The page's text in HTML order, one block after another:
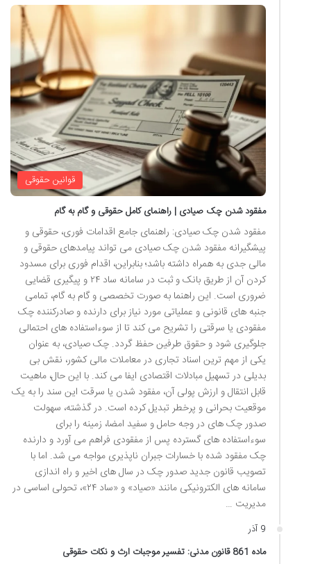
قوانین حقوقی
مفقود شدن چک صیادی | راهنمای کامل حقوقی و گام به گام
مفقود شدن چک صیادی: راهنمای جامع اقدامات فوری، حقوقی و
پیشگیرانه مفقود شدن چک صیادی می تواند پیامدهای حقوقی و
مالی جدی به همراه داشته باشد؛ بنابراین، اقدام فوری برای مسدود
کردن آن از طریق بانک و ثبت در سامانه ساد ۲۴ و پیگیری قضایی
ضروری است. این راهنما به صورت تخصصی و گام به گام، تمامی
جنبه های قانونی و عملیاتی مورد نیاز برای دارنده و صادرکننده چک
مفقودی یا سرقتی را تشریح می کند تا از سوءاستفاده های احتمالی
جلوگیری شود و حقوق طرفین حفظ گردد. چک صیادی، به عنوان
یکی از مهم ترین اسناد تجاری در معاملات مالی کشور، نقش بی
بدیلی در تسهیل مبادلات اقتصادی ایفا می کند. با این حال، ماهیت
قابل انتقال و ارزش پولی آن، مفقود شدن یا سرقت این سند را به یک
موقعیت بحرانی و پرخطر تبدیل کرده است. در گذشته، سهولت
صدور چک های در وجه حامل و سفید امضا، زمینه را برای
سوءاستفاده های گسترده پس از مفقودی فراهم می آورد و دارنده
چک مفقود شده با خسارات جبران ناپذیری مواجه می شد. اما با
تصویب قانون جدید صدور چک در سال های اخیر و راه اندازی
سامانه های الکترونیکی مانند «صیاد» و «ساد ۲۴»، تحولی اساسی در
مدیریت …
9 آذر
ماده 861 قانون مدنی: تفسیر موجبات ارث و نکات حقوقی